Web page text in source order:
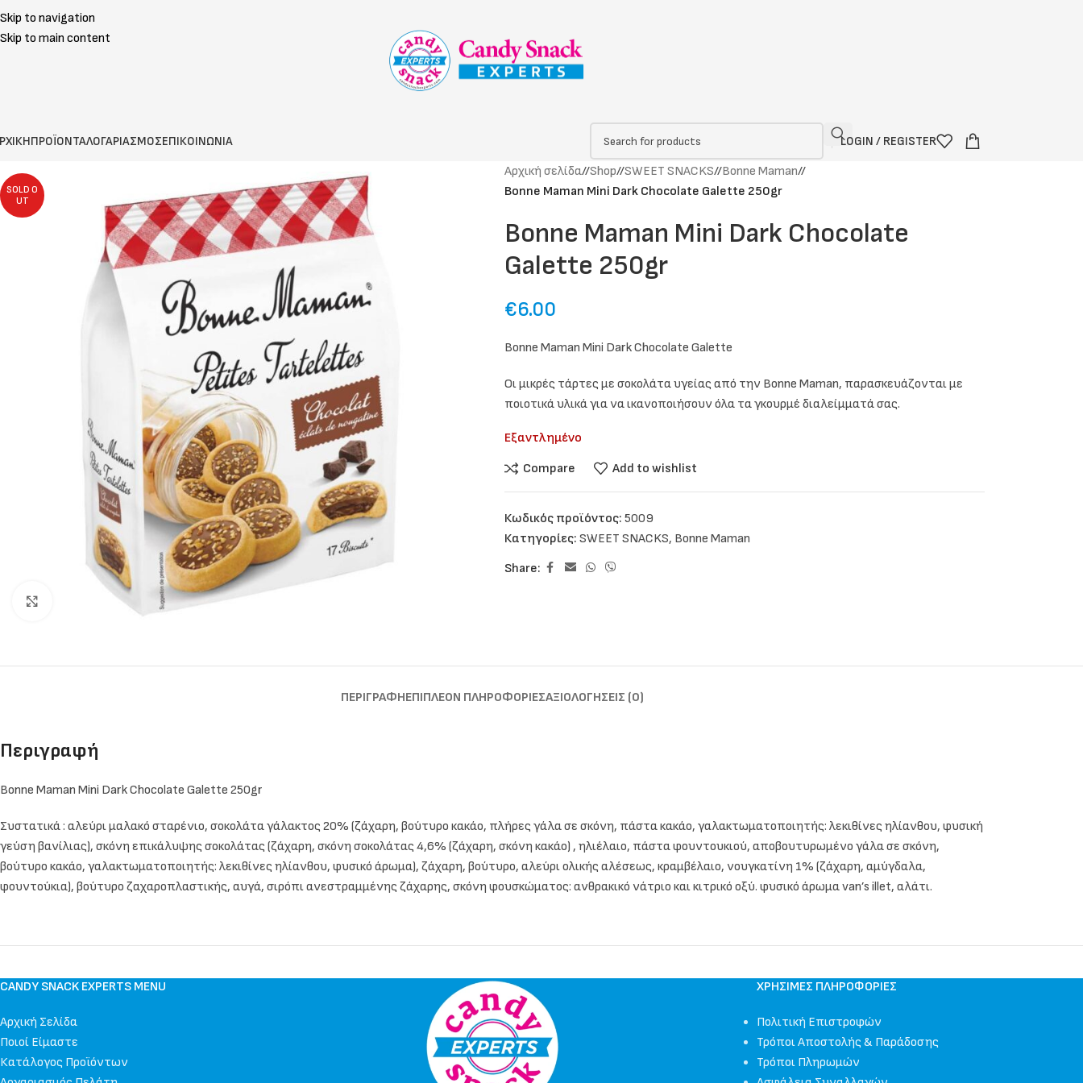
Skip to navigation
Skip to main content
ΠΡΟΪΟΝΤΑΛΟΓΑΡΙΑΣΜΟΣΕΠΙΚΟΙΝΩΝΙΑ LOGIN / REGISTER
SOLD O
UT
Click to enlarge
Αρχική σελίδα/ Shop/ SWEET SNACKS/ Bonne Maman/
Bonne Maman Mini Dark Chocolate Galette 250gr
Bonne Maman Mini Dark Chocolate
Galette 250gr
€6.00
Bonne Maman Mini Dark Chocolate Galette
Οι μικρές τάρτες με σοκολάτα υγείας από την Bonne Maman, παρασκευάζονται με
ποιοτικά υλικά για να ικανοποιήσουν όλα τα γκουρμέ διαλείμματά σας.
Εξαντλημένο
Compare
Add to wishlist
Κωδικός προϊόντος: 5009
Κατηγορίες: SWEET SNACKS, Bonne Maman
Share:
ΠΕΡΙΓΡΑΦΉΕΠΙΠΛΈΟΝ ΠΛΗΡΟΦΟΡΊΕΣΑΞΙΟΛΟΓΉΣΕΙΣ (0)
Περιγραφή
Bonne Maman Mini Dark Chocolate Galette 250gr
Συστατικά : αλεύρι μαλακό σταρένιο, σοκολάτα γάλακτος 20% (ζάχαρη, βούτυρο κακάο, πλήρες γάλα σε σκόνη, πάστα κακάο, γαλακτωματοποιητής: λεκιθίνες ηλίανθου, φυσική
γεύση βανίλιας), σκόνη επικάλυψης σοκολάτας (ζάχαρη, σκόνη σοκολάτας 4,6% (ζάχαρη, σκόνη κακάο) , ηλιέλαιο, πάστα φουντουκιού, αποβουτυρωμένο γάλα σε σκόνη,
βούτυρο κακάο, γαλακτωματοποιητής: λεκιθίνες ηλίανθου, φυσικό άρωμα), ζάχαρη, βούτυρο, αλεύρι ολικής αλέσεως, κραμβέλαιο, νουγκατίνη 1% (ζάχαρη, αμύγδαλα,
φουντούκια), βούτυρο ζαχαροπλαστικής, αυγά, σιρόπι ανεστραμμένης ζάχαρης, σκόνη φουσκώματος: ανθρακικό νάτριο και κιτρικό οξύ. φυσικό άρωμα van’s illet, αλάτι.
CANDY SNACK EXPERTS MENU
Αρχική Σελίδα
Ποιοί Είμαστε
Κατάλογος Προϊόντων
ΧΡΉΣΙΜΕΣ ΠΛΗΡΟΦΟΡΊΕΣ
Πολιτική Επιστροφών
Τρόποι Αποστολής & Παράδοσης
Τρόποι Πληρωμών